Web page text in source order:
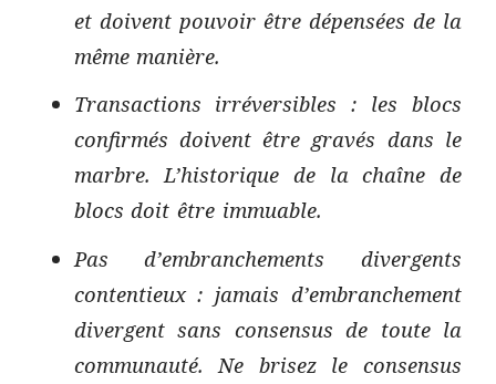
et doivent pouvoir être dépensées de la
même manière.
Transactions irréversibles : les blocs
confirmés doivent être gravés dans le
marbre. L’historique de la chaîne de
blocs doit être immuable.
Pas d’embranchements divergents
contentieux : jamais d’embranchement
divergent sans consensus de toute la
communauté. Ne brisez le consensus